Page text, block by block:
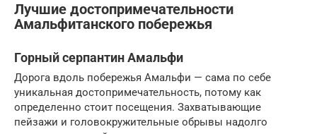
Лучшие достопримечательности
Амальфитанского побережья
Горный серпантин Амальфи
Дорога вдоль побережья Амальфи — сама по себе
уникальная достопримечательность, потому как
определенно стоит посещения. Захватывающие
пейзажи и головокружительные обрывы надолго